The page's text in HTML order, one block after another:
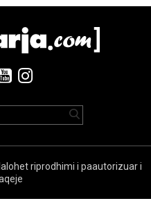
riprodhimi i paautorizuar i